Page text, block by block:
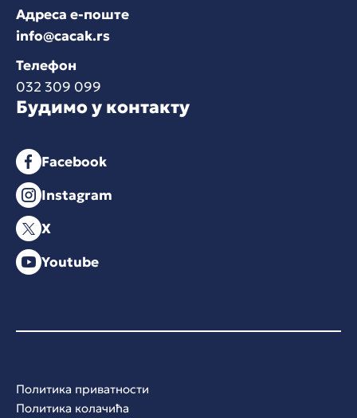
Адреса е-поште
info@cacak.rs
Телефон
032 309 099
Будимо у контакту
Facebook
Instagram
X
Youtube
Политика приватности
Политика колачића